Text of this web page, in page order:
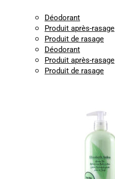
Déodorant
Produit après-rasage
Produit de rasage
Déodorant
Produit après-rasage
Produit de rasage